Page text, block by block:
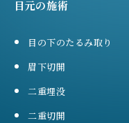
目元の施術
目の下のたるみ取り
眉下切開
二重埋没
二重切開